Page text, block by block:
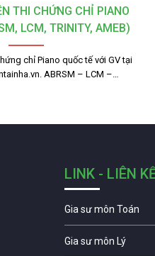
THI CHỨNG CHỈ PIANO
LCM, TRINITY, AMEB)
chỉ Piano quốc tế với GV tại
ABRSM – LCM –…
LINK - LIÊN
Gia sư môn Toán
Gia sư môn Lý